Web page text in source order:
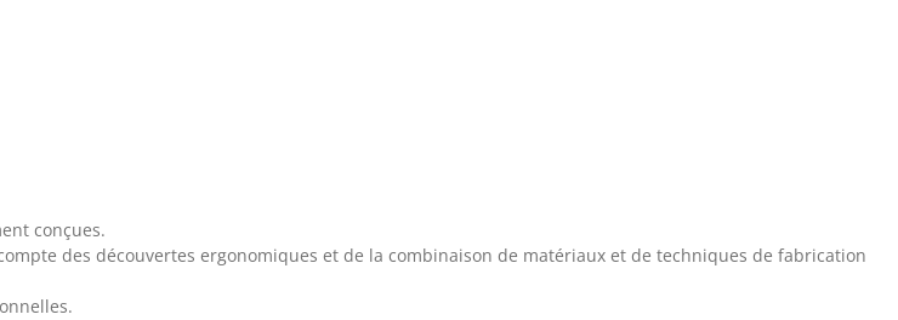
conçues.
des découvertes ergonomiques et de la combinaison de matériaux et de techniques de fabrication